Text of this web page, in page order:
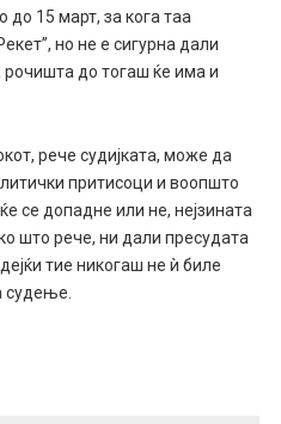
15 март, за кога таа
но не е сигурна дали
до тогаш ќе има и
рече судијката, може да
притисоци и воопшто
се допадне или не, нејзината
што рече, ни дали пресудата
тие никогаш не ѝ биле
судење.